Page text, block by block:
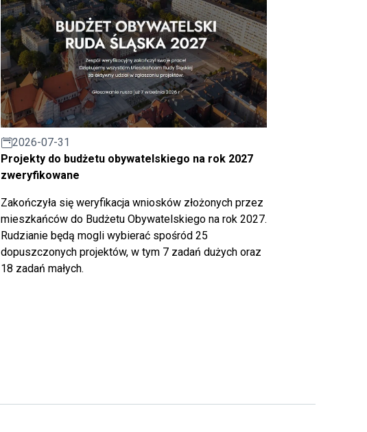
2026-07-31
Projekty do budżetu obywatelskiego na rok 2027
zweryfikowane
Zakończyła się weryfikacja wniosków złożonych przez
mieszkańców do Budżetu Obywatelskiego na rok 2027.
Rudzianie będą mogli wybierać spośród 25
dopuszczonych projektów, w tym 7 zadań dużych oraz
18 zadań małych.